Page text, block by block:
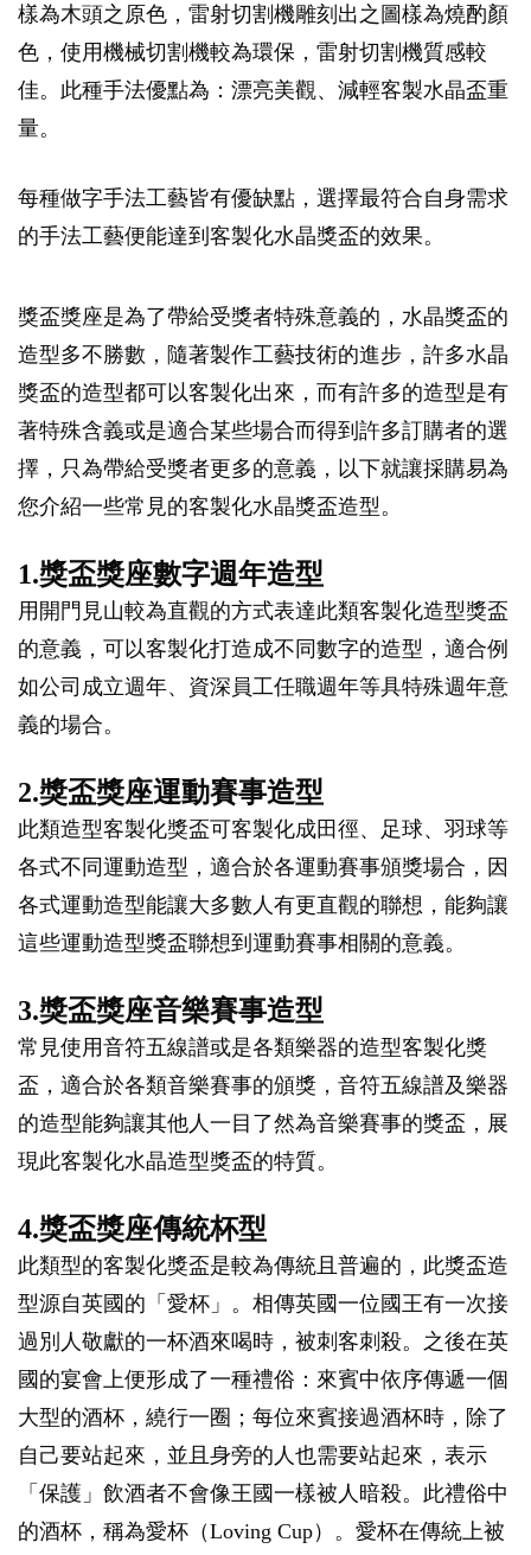
樣為木頭之原色，雷射切割機雕刻出之圖樣為燒酌顏
色，使用機械切割機較為環保，雷射切割機質感較
佳。此種手法優點為：漂亮美觀、減輕客製水晶盃重
量。
每種做字手法工藝皆有優缺點，選擇最符合自身需求
的手法工藝便能達到客製化水晶獎盃的效果。
獎盃獎座是為了帶給受獎者特殊意義的，水晶獎盃的
造型多不勝數，隨著製作工藝技術的進步，許多水晶
獎盃的造型都可以客製化出來，而有許多的造型是有
著特殊含義或是適合某些場合而得到許多訂購者的選
擇，只為帶給受獎者更多的意義，以下就讓採購易為
您介紹一些常見的客製化水晶獎盃造型。
1.獎盃獎座數字週年造型
用開門見山較為直觀的方式表達此類客製化造型獎盃
的意義，可以客製化打造成不同數字的造型，適合例
如公司成立週年、資深員工任職週年等具特殊週年意
義的場合。
2.獎盃獎座運動賽事造型
此類造型客製化獎盃可客製化成田徑、足球、羽球等
各式不同運動造型，適合於各運動賽事頒獎場合，因
各式運動造型能讓大多數人有更直觀的聯想，能夠讓
這些運動造型獎盃聯想到運動賽事相關的意義。
3.獎盃獎座音樂賽事造型
常見使用音符五線譜或是各類樂器的造型客製化獎
盃，適合於各類音樂賽事的頒獎，音符五線譜及樂器
的造型能夠讓其他人一目了然為音樂賽事的獎盃，展
現此客製化水晶造型獎盃的特質。
4.獎盃獎座傳統杯型
此類型的客製化獎盃是較為傳統且普遍的，此獎盃造
型源自英國的「愛杯」。相傳英國一位國王有一次接
過別人敬獻的一杯酒來喝時，被刺客刺殺。之後在英
國的宴會上便形成了一種禮俗：來賓中依序傳遞一個
大型的酒杯，繞行一圈；每位來賓接過酒杯時，除了
自己要站起來，並且身旁的人也需要站起來，表示
「保護」飲酒者不會像王國一樣被人暗殺。此禮俗中
的酒杯，稱為愛杯（Loving Cup）。愛杯在傳統上被